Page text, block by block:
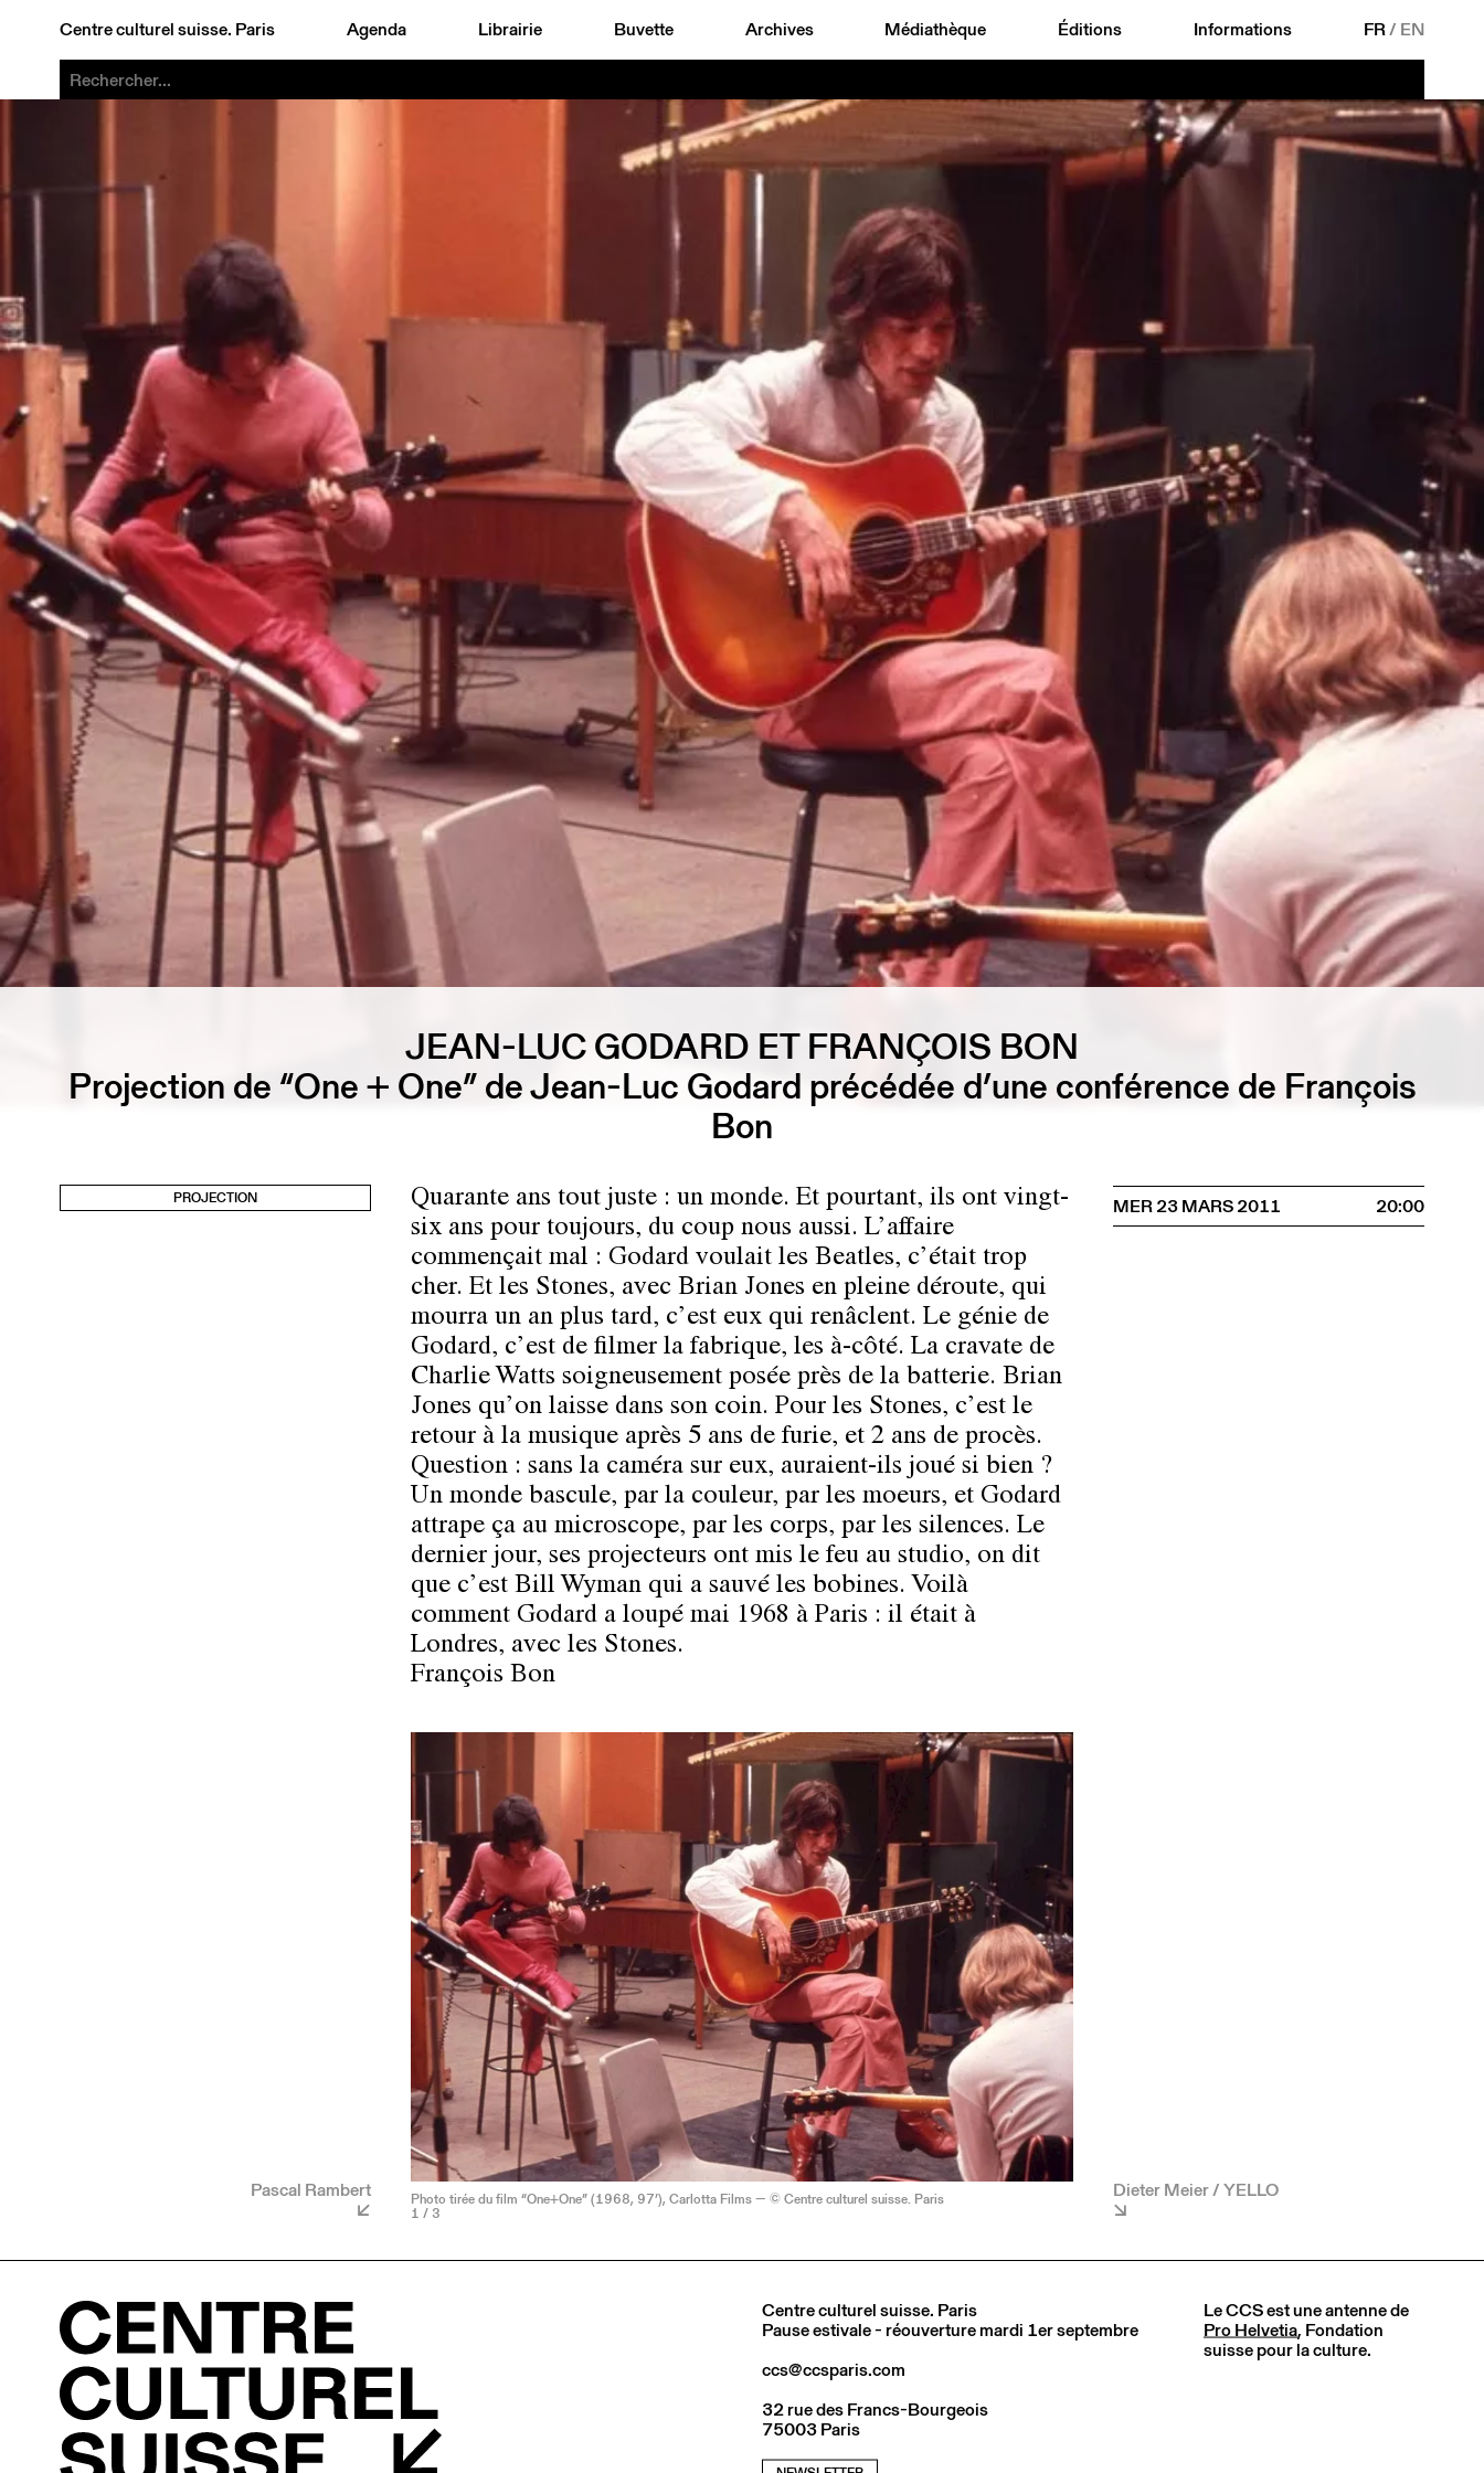
Centre culturel suisse. Paris Agenda Librairie Buvette Archives Médiathèque Éditions Informations FR/ EN
JEAN-LUC GODARD ET FRANÇOIS BON
Projection de “One + One” de Jean-Luc Godard précédée d’une conférence de François
Bon
PROJECTION
Pascal Rambert
Quarante ans tout juste : un monde. Et pourtant, ils ont vingt-
six ans pour toujours, du coup nous aussi. L’affaire
commençait mal : Godard voulait les Beatles, c’était trop
cher. Et les Stones, avec Brian Jones en pleine déroute, qui
mourra un an plus tard, c’est eux qui renâclent. Le génie de
Godard, c’est de filmer la fabrique, les à-côté. La cravate de
Charlie Watts soigneusement posée près de la batterie. Brian
Jones qu’on laisse dans son coin. Pour les Stones, c’est le
retour à la musique après 5 ans de furie, et 2 ans de procès.
Question : sans la caméra sur eux, auraient-ils joué si bien ?
Un monde bascule, par la couleur, par les moeurs, et Godard
attrape ça au microscope, par les corps, par les silences. Le
dernier jour, ses projecteurs ont mis le feu au studio, on dit
que c’est Bill Wyman qui a sauvé les bobines. Voilà
comment Godard a loupé mai 1968 à Paris : il était à
Londres, avec les Stones.
François Bon
Photo tirée du film “One+One” (1968, 97’), Carlotta Films — © Centre culturel suisse. Paris
1 / 3
MER 23 MARS 2011 20:00
Dieter Meier / YELLO
Centre culturel suisse. Paris
Pause estivale - réouverture mardi 1er septembre
ccs@ccsparis.com
32 rue des Francs-Bourgeois
75003 Paris
Le CCS est une antenne de
Pro Helvetia, Fondation
suisse pour la culture.